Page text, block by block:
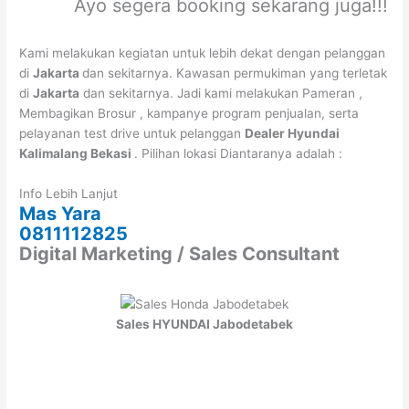
Ayo segera booking sekarang juga!!!
Kami melakukan kegiatan untuk lebih dekat dengan pelanggan
diJakartadan sekitarnya. Kawasan permukiman yang terletak
diJakarta dan sekitarnya. Jadi kami melakukan Pameran ,
Membagikan Brosur , kampanye program penjualan, serta
pelayanan test drive untuk pelanggan Dealer Hyundai
Kalimalang Bekasi . Pilihan lokasi Diantaranya adalah :
Info Lebih Lanjut
Mas Yara
0811112825
Digital Marketing / Sales Consultant
Sales HYUNDAI Jabodetabek